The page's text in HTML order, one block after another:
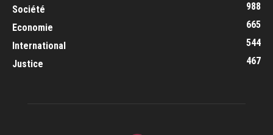
Société
988
Economie
665
International
544
Justice
467